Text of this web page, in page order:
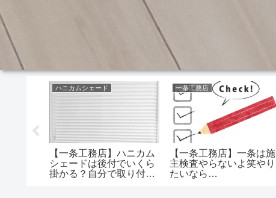
ハニカムシェード
【一条工務店】ハニカム
シェードは後付でいくら
掛かる？自分で取り付け
一条工務店
【一条工務店】一条は施
主検査やらないよ笑やり
たいなら…